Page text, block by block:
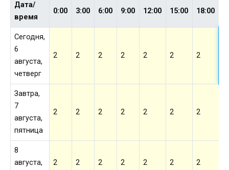
Дата/
время
0:00 3:00 6:00 9:00 12:00 15:00 18:00
Сегодня,
6
августа,
четверг
2 2 2 2 2 2 2
Завтра,
7
августа,
пятница
2 2 2 2 2 2 2
8
августа,
2 2 2 2 2 2 2